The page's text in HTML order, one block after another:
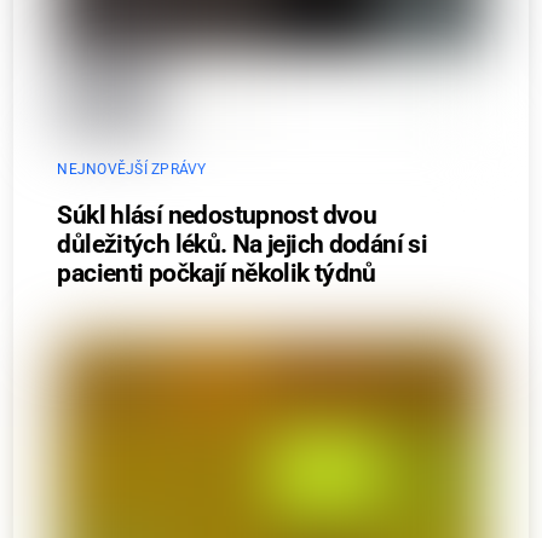
NEJNOVĚJŠÍ ZPRÁVY
Súkl hlásí nedostupnost dvou
důležitých léků. Na jejich dodání si
pacienti počkají několik týdnů